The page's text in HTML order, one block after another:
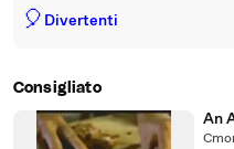
🎈 Divertenti
Consigliato
An